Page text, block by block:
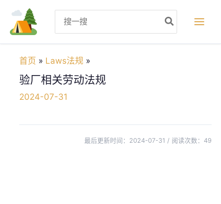
for:
首页 Laws法规
验厂相关劳动法规
2024-07-31
最后更新时间：2024-07-31 / 阅读次数：49